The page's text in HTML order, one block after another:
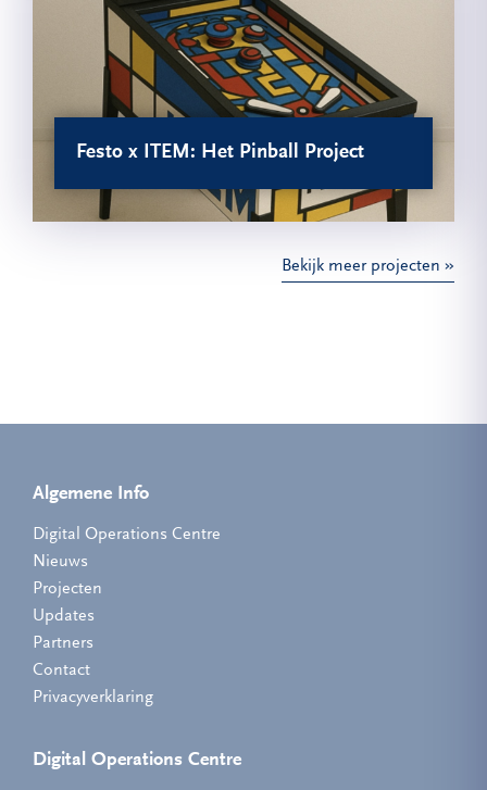
Festo x ITEM: Het Pinball Project
Bekijk meer projecten
Algemene Info
Digital Operations Centre
Nieuws
Projecten
Updates
Partners
Contact
Privacyverklaring
Digital Operations Centre